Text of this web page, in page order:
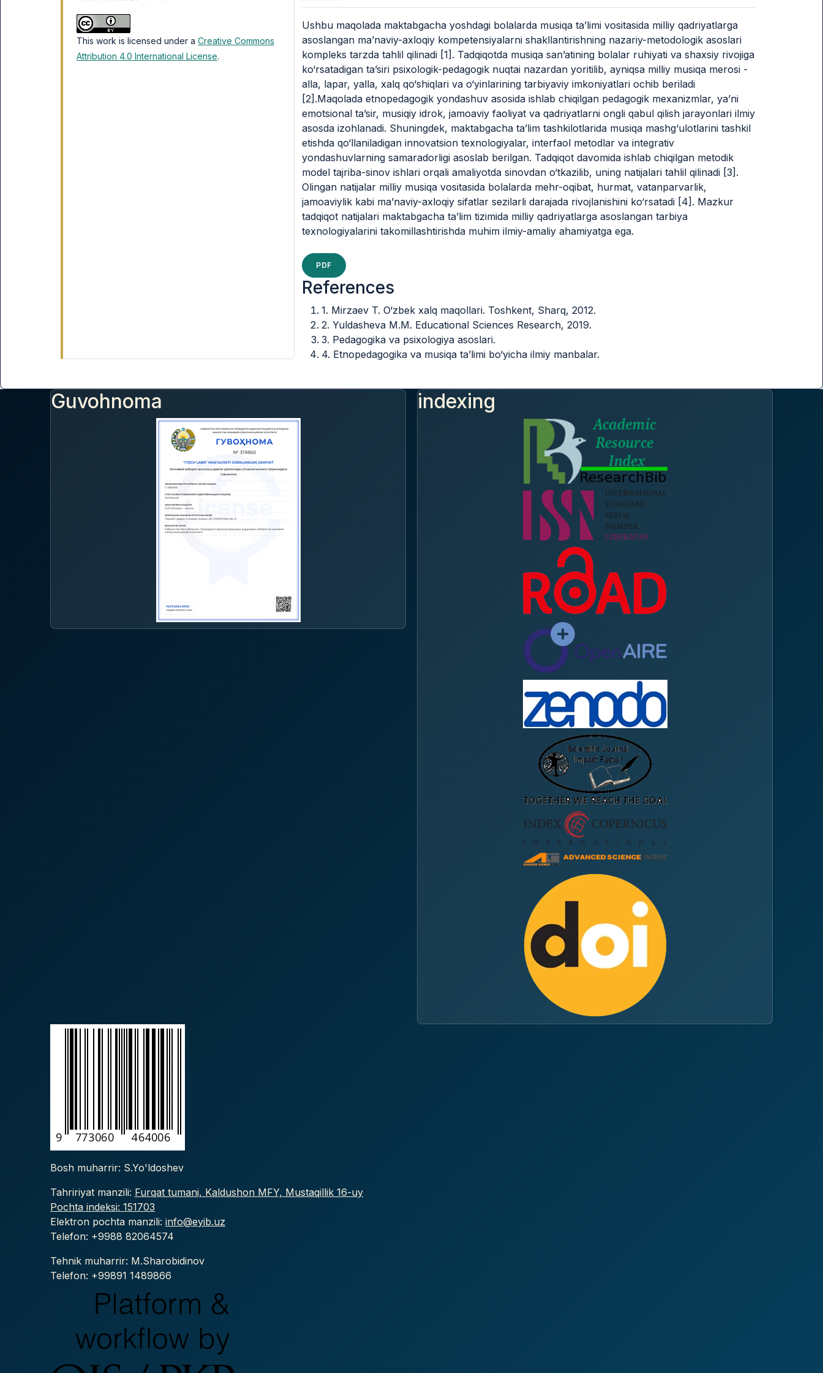
This work is licensed under a Creative Commons
Attribution 4.0 International License.
Ushbu maqolada maktabgacha yoshdagi bolalarda musiqa ta’limi vositasida milliy qadriyatlarga
asoslangan ma’naviy-axloqiy kompetensiyalarni shakllantirishning nazariy-metodologik asoslari
kompleks tarzda tahlil qilinadi [1]. Tadqiqotda musiqa san’atining bolalar ruhiyati va shaxsiy rivojiga
ko‘rsatadigan ta’siri psixologik-pedagogik nuqtai nazardan yoritilib, ayniqsa milliy musiqa merosi -
alla, lapar, yalla, xalq qo‘shiqlari va o‘yinlarining tarbiyaviy imkoniyatlari ochib beriladi
[2].Maqolada etnopedagogik yondashuv asosida ishlab chiqilgan pedagogik mexanizmlar, ya’ni
emotsional ta’sir, musiqiy idrok, jamoaviy faoliyat va qadriyatlarni ongli qabul qilish jarayonlari ilmiy
asosda izohlanadi. Shuningdek, maktabgacha ta’lim tashkilotlarida musiqa mashg‘ulotlarini tashkil
etishda qo‘llaniladigan innovatsion texnologiyalar, interfaol metodlar va integrativ
yondashuvlarning samaradorligi asoslab berilgan. Tadqiqot davomida ishlab chiqilgan metodik
model tajriba-sinov ishlari orqali amaliyotda sinovdan o‘tkazilib, uning natijalari tahlil qilinadi [3].
Olingan natijalar milliy musiqa vositasida bolalarda mehr-oqibat, hurmat, vatanparvarlik,
jamoaviylik kabi ma’naviy-axloqiy sifatlar sezilarli darajada rivojlanishini ko‘rsatadi [4]. Mazkur
tadqiqot natijalari maktabgacha ta’lim tizimida milliy qadriyatlarga asoslangan tarbiya
texnologiyalarini takomillashtirishda muhim ilmiy-amaliy ahamiyatga ega.
PDF
References
1. Mirzaev T. O‘zbek xalq maqollari. Toshkent, Sharq, 2012.
2. Yuldasheva M.M. Educational Sciences Research, 2019.
3. Pedagogika va psixologiya asoslari.
4. Etnopedagogika va musiqa ta’limi bo‘yicha ilmiy manbalar.
Guvohnoma indexing
Bosh muharrir: S.Yo'ldoshev
Tahririyat manzili: Furqat tumani, Kaldushon MFY, Mustaqillik 16-uy
Pochta indeksi: 151703
Elektron pochta manzili: info@eyib.uz
Telefon: +9988 82064574
Tehnik muharrir: M.Sharobidinov
Telefon: +99891 1489866